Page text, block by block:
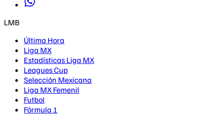
LMB
Última Hora
Liga MX
Estadísticas Liga MX
Leagues Cup
Selección Mexicana
Liga MX Femenil
Futbol
Fórmula 1